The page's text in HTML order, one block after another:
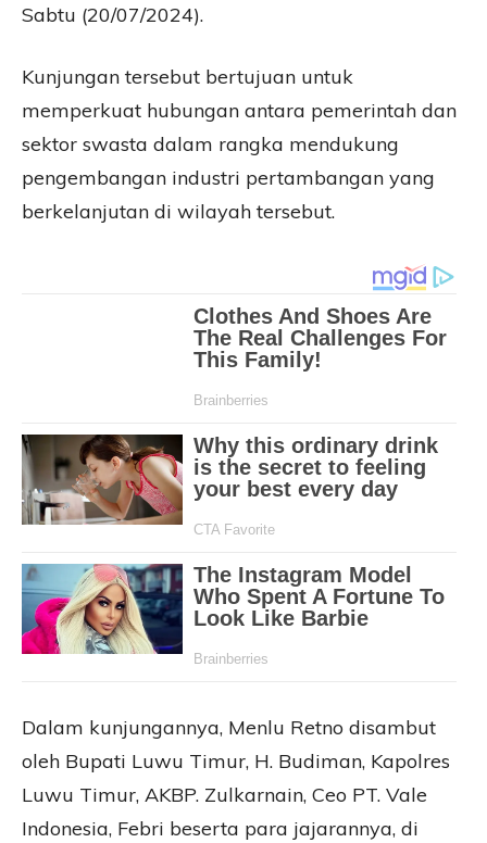
Sabtu (20/07/2024).
Kunjungan tersebut bertujuan untuk
memperkuat hubungan antara pemerintah dan
sektor swasta dalam rangka mendukung
pengembangan industri pertambangan yang
berkelanjutan di wilayah tersebut.
Dalam kunjungannya, Menlu Retno disambut
oleh Bupati Luwu Timur, H. Budiman, Kapolres
Luwu Timur, AKBP. Zulkarnain, Ceo PT. Vale
Indonesia, Febri beserta para jajarannya, di